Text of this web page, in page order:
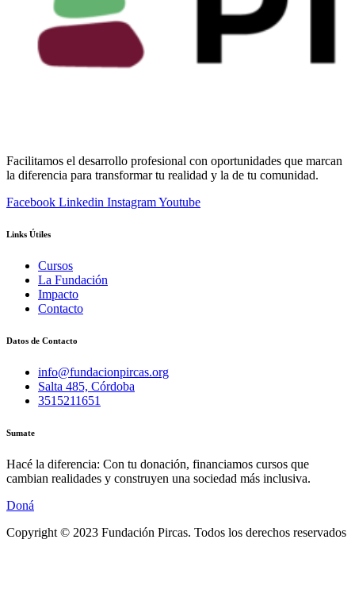
Facilitamos el desarrollo profesional con oportunidades que marcan
la diferencia para transformar tu realidad y la de tu comunidad.
Facebook Linkedin InstagramYoutube
Links Útiles
Cursos
La Fundación
Impacto
Contacto
Datos de Contacto
info@fundacionpircas.org
Salta 485, Córdoba
3515211651
Sumate
Hacé la diferencia: Con tu donación, financiamos cursos que
cambian realidades y construyen una sociedad más inclusiva.
Doná
Copyright © 2023 Fundación Pircas. Todos los derechos reservados